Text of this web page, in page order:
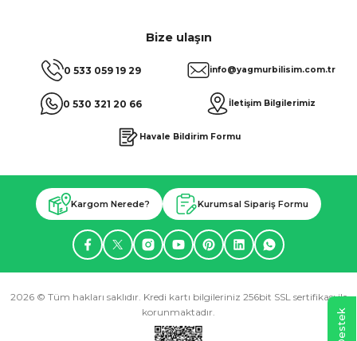
Bize ulaşın
0 533 059 19 29
0 530 321 20 66
info@yagmurbilisim.com.tr
İletişim Bilgilerimiz
Havale Bildirim Formu
Kargom Nerede? Kurumsal Sipariş Formu
2026 © Tüm hakları saklıdır. Kredi kartı bilgileriniz 256bit SSL sertifikası ile
korunmaktadır.